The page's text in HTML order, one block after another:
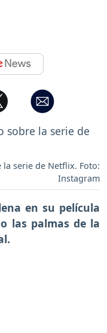
la serie de Netflix. Foto:
Instagram
en su película
las palmas de la